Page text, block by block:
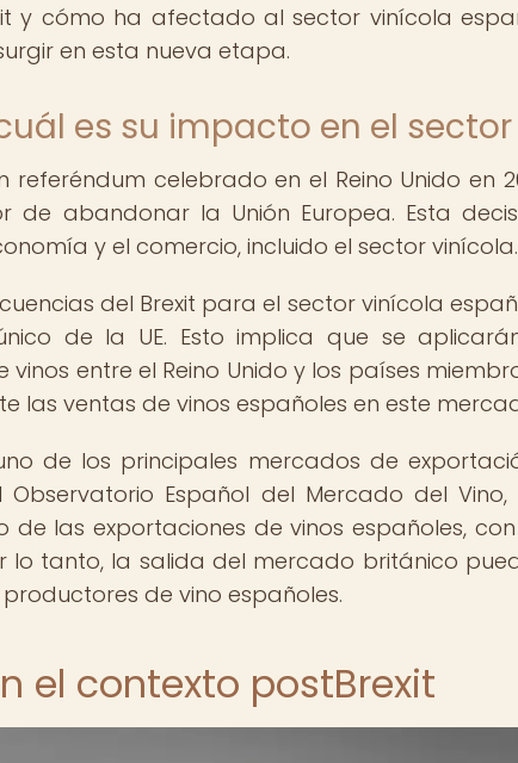
y cómo ha afectado al sector vinícola
en esta nueva etapa.
es su impacto en el
referéndum celebrado en el Reino Unido en
abandonar la Unión Europea. Esta
y el comercio, incluido el sector vinícola.
del Brexit para el sector vinícola
de la UE. Esto implica que se
entre el Reino Unido y los países
las ventas de vinos españoles en este
de los principales mercados de
Español del Mercado del Vino,
de las exportaciones de vinos españoles,
lo tanto, la salida del mercado británico
de vino españoles.
el contexto postBrexit